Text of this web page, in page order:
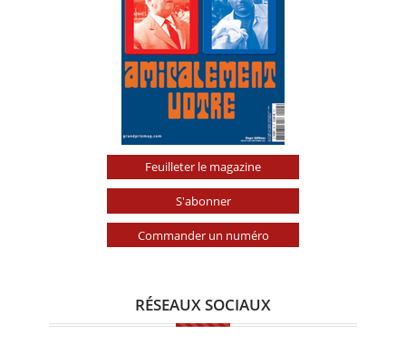
Feuilleter le magazine
S'abonner
Commander un numéro
RÉSEAUX SOCIAUX